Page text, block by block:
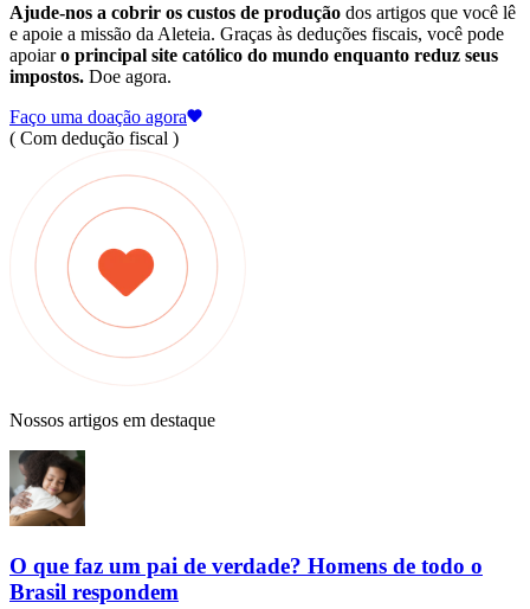
Ajude-nos a cobrir os custos de produção dos artigos que você lê
e apoie a missão da Aleteia. Graças às deduções fiscais, você pode
apoiaro principal site católico do mundo enquanto reduz seus
impostos. Doe agora.
Faço uma doação agora
( Com dedução fiscal )
Nossos artigos em destaque
O que faz um pai de verdade? Homens de todo o
Brasil respondem